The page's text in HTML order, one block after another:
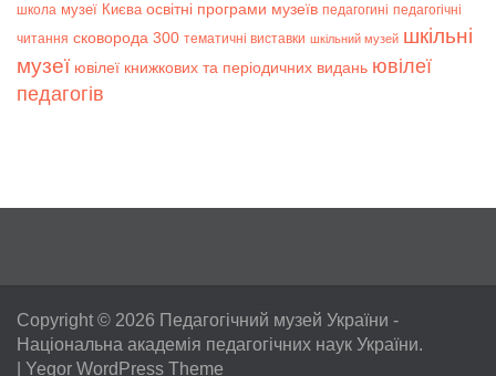
школа музеї Києва освітні програми музеїв педагогині педагогічні
читання сковорода 300 тематичні виставки шкільний музей шкільні
музеї ювілеї книжкових та періодичних видань ювілеї
педагогів
Copyright © 2026 Педагогічний музей України -
Національна академія педагогічних наук України.
Yegor WordPress Theme